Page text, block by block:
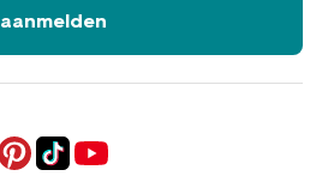
aanmelden